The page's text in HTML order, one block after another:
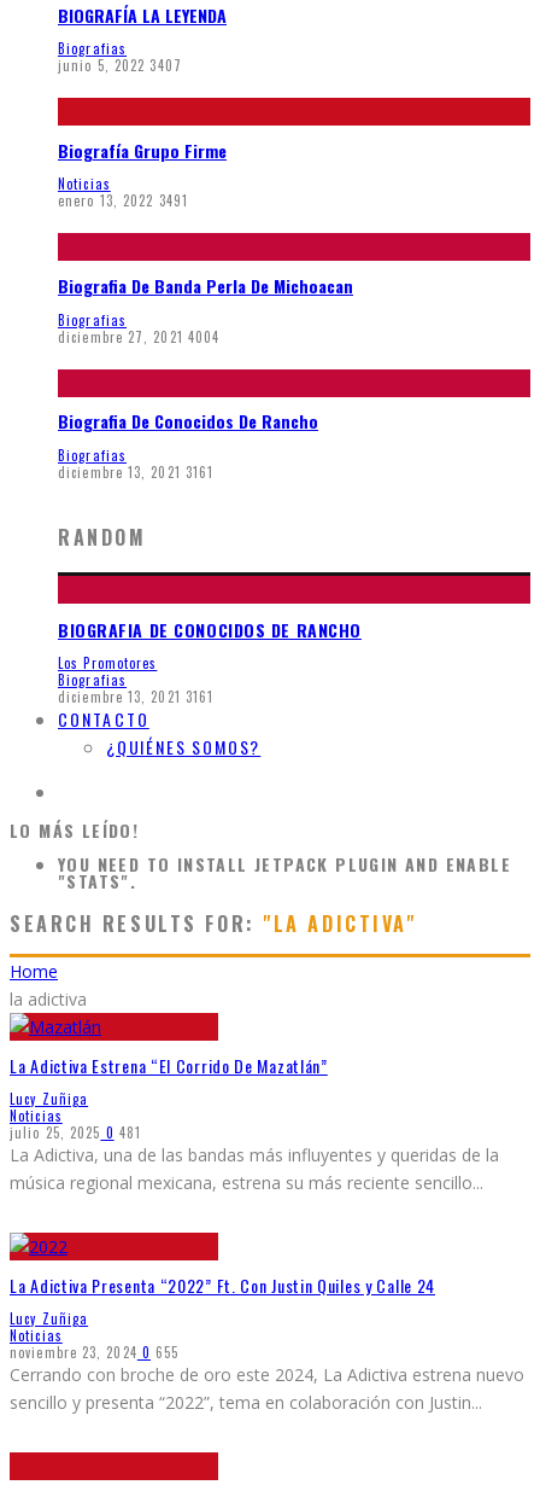
BIOGRAFÍA LA LEYENDA
Biografias
junio 5, 2022 3407
Biografía Grupo Firme
Noticias
enero 13, 2022 3491
Biografia De Banda Perla De Michoacan
Biografias
diciembre 27, 2021 4004
Biografia De Conocidos De Rancho
Biografias
diciembre 13, 2021 3161
RANDOM
BIOGRAFIA DE CONOCIDOS DE RANCHO
Los Promotores
Biografias
diciembre 13, 2021 3161
CONTACTO
¿QUIÉNES SOMOS?
LO MÁS LEÍDO!
YOU NEED TO INSTALL JETPACK PLUGIN AND ENABLE
"STATS".
SEARCH RESULTS FOR: "LA ADICTIVA"
Home
la adictiva
La Adictiva Estrena “El Corrido De Mazatlán”
Lucy Zuñiga
Noticias
julio 25, 2025 0 481
La Adictiva, una de las bandas más influyentes y queridas de la
música regional mexicana, estrena su más reciente sencillo...
La Adictiva Presenta “2022” Ft. Con Justin Quiles y Calle 24
Lucy Zuñiga
Noticias
noviembre 23, 2024 0 655
Cerrando con broche de oro este 2024, La Adictiva estrena nuevo
sencillo y presenta “2022”, tema en colaboración con Justin...